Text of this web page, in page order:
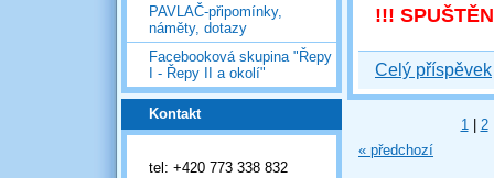
PAVLAČ-připomínky,
náměty, dotazy
Facebooková skupina "Řepy
I - Řepy II a okolí"
Kontakt
tel: +420 773 338 832
!!!
Celý příspěvek
« předchozí
1 2